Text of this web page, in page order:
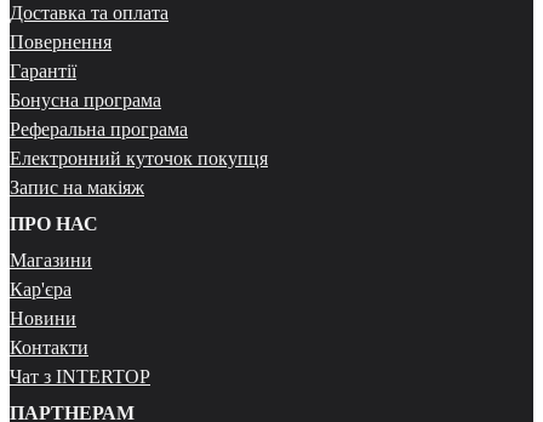
Доставка та оплата
Повернення
Гарантії
Бонусна програма
Реферальна програма
Електронний куточок покупця
Запис на макіяж
ПРО НАС
Магазини
Кар'єра
Новини
Контакти
Чат з INTERTOP
ПАРТНЕРАМ